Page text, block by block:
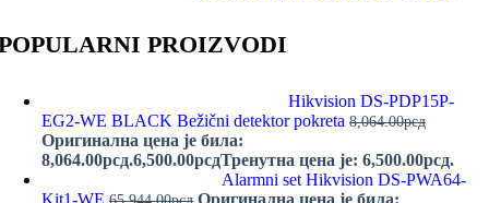
PROIZVODI
Hikvision DS-PDP15P-
EG2-WE BLACK Bežični detektor pokreta 8,064.00рсд
Оригинална цена је била:
8,064.00рсд.6,500.00рсдТренутна цена је: 6,500.00рсд.
Alarmni set Hikvision DS-PWA64-
Kit1-WE 65,944.00рсд Оригинална цена је била: